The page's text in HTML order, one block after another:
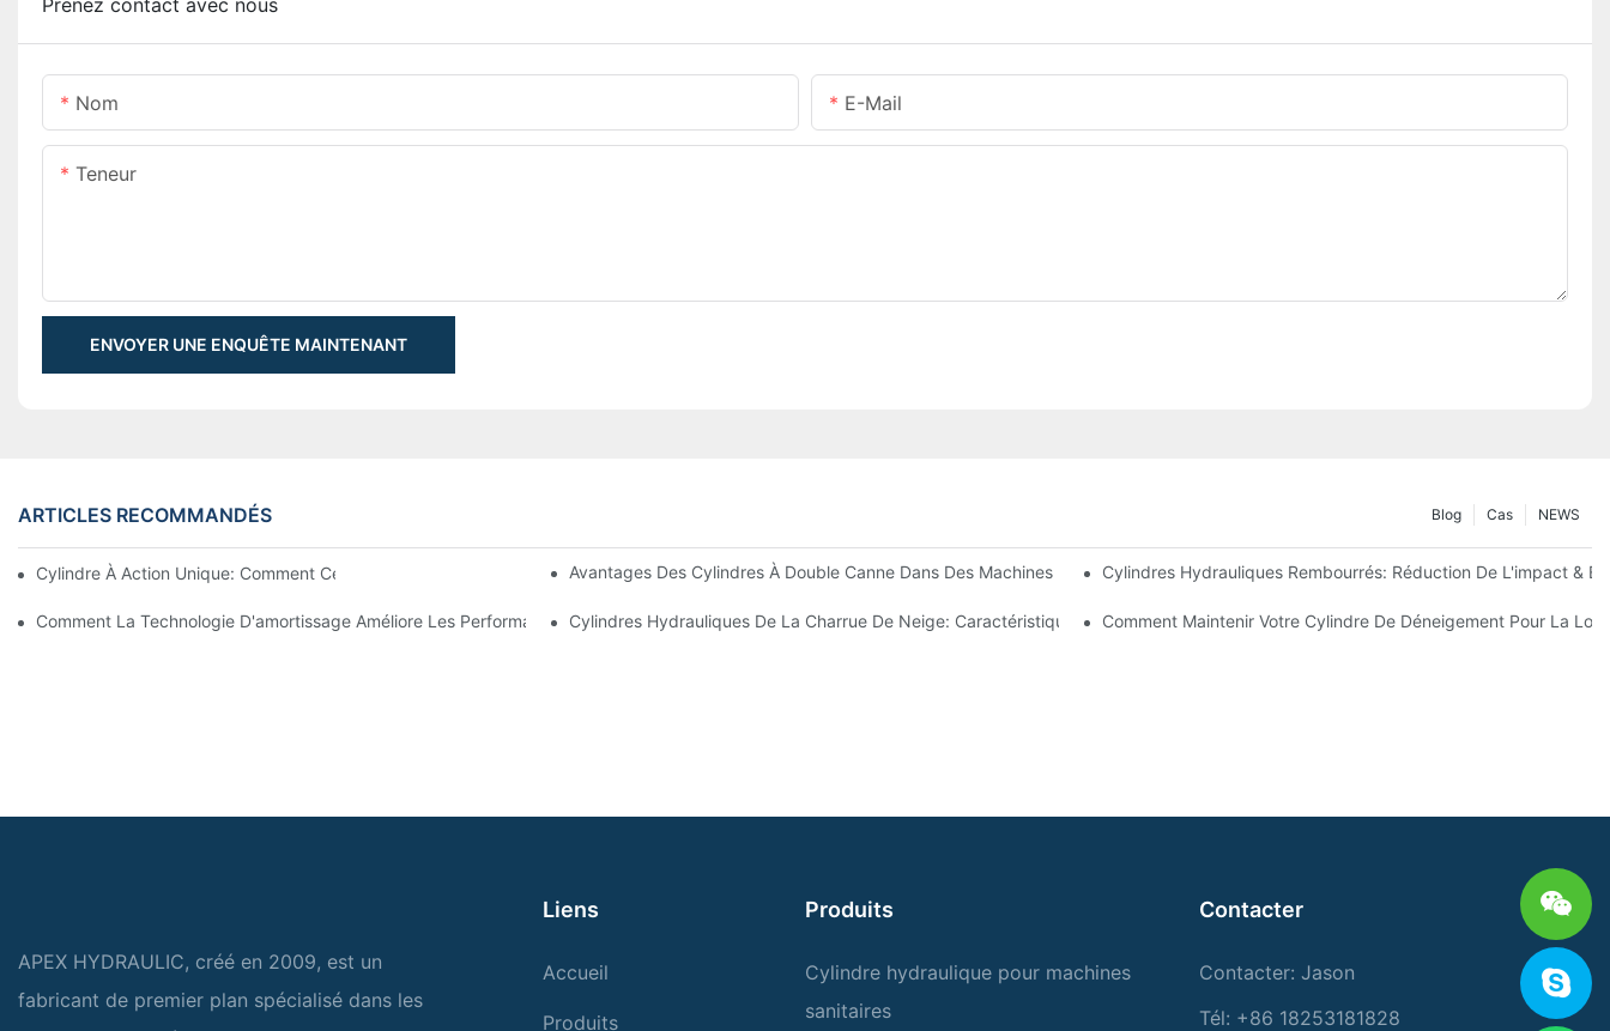
Prenez contact avec nous
Nom E-Mail
Teneur
ENVOYER UNE ENQUÊTE MAINTENANT
ARTICLES RECOMMANDÉS NEWS
Cas
Blog
Cylindre À Action Unique: Comment Cela Fonctionne & Applications CommunesAvantages Des Cylindres À Double Canne Dans Des Machines De PrécisionCylindres Hydrauliques Rembourrés: Réduction De L'impact &
Comment La Technologie D'amortissage Améliore Les Performances De Cylindre HydrauliqueCylindres Hydrauliques De La Charrue De Neige: Caractéristiques Clés Pour Les Conditions Hivernales Dures
Comment Maintenir Votre Cylindre De Déneigement Pour La
APEX HYDRAULIC, créé en 2009, est un
fabricant de premier plan spécialisé dans les
Liens
Accueil
Produits
Produits
Cylindre hydraulique pour machines
sanitaires
Contacter
Contacter: Jason
Tél: +86 18253181828